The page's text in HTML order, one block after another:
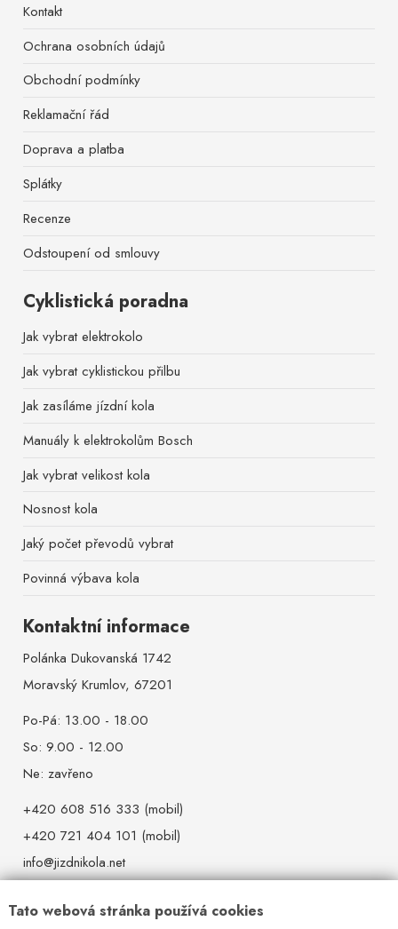
Tato webová stránka používá cookies
Kontakt
Ochrana osobních údajů
Obchodní podmínky
Reklamační řád
Doprava a platba
Splátky
Recenze
Odstoupení od smlouvy
Cyklistická poradna
Jak vybrat elektrokolo
Jak vybrat cyklistickou přilbu
Jak zasíláme jízdní kola
Manuály k elektrokolům Bosch
Jak vybrat velikost kola
Nosnost kola
Jaký počet převodů vybrat
Povinná výbava kola
Kontaktní informace
Polánka Dukovanská 1742
Moravský Krumlov, 67201
Po-Pá: 13.00 - 18.00
So: 9.00 - 12.00
Ne: zavřeno
+420 608 516 333 (mobil)
+420 721 404 101 (mobil)
info@jizdnikola.net